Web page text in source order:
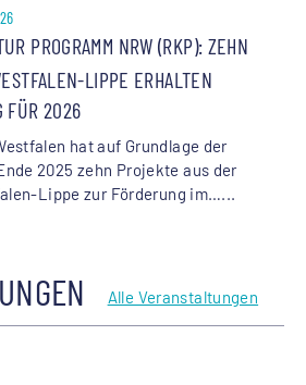
PROGRAMM NRW (RKP): ZEHN
LIPPE ERHALTEN
FÜR 2026
hat auf Grundlage der
2025 zehn Projekte aus der
Lippe zur Förderung im…...
Alle Veranstaltungen